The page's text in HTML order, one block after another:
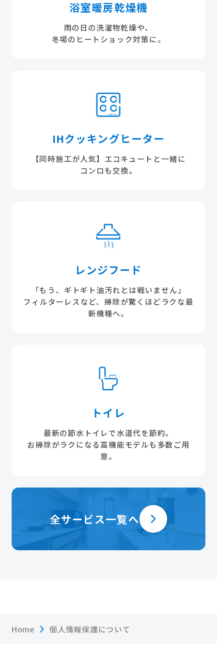
浴室暖房乾燥機
雨の日の洗濯物乾燥や、
冬場のヒートショック対策に。
IHクッキングヒーター
【同時施工が人気】エコキュートと一緒に
コンロも交換。
レンジフード
「もう、ギトギト油汚れとは戦いません」
フィルターレスなど、掃除が驚くほどラクな最
新機種へ。
トイレ
最新の節水トイレで水道代を節約。
お掃除がラクになる高機能モデルも多数ご用
意。
全サービス一覧へ
Home 個人情報保護について